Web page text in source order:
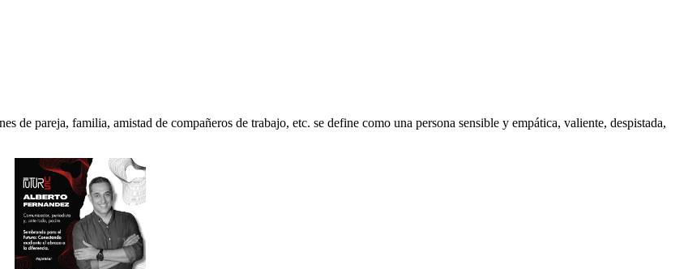
de pareja, familia, amistad de compañeros de trabajo, etc. se define como una persona sensible y empática, valiente, despistada,